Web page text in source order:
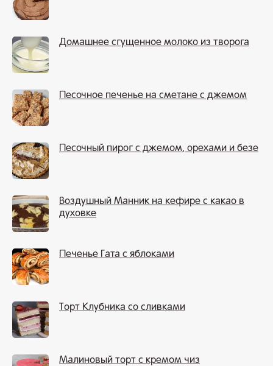
Домашнее сгущенное молоко из творога
Песочное печенье на сметане с джемом
Песочный пирог с джемом, орехами и безе
Воздушный Манник на кефире с какао в
духовке
Печенье Гата с яблоками
Торт Клубника со сливками
Малиновый торт с кремом чиз